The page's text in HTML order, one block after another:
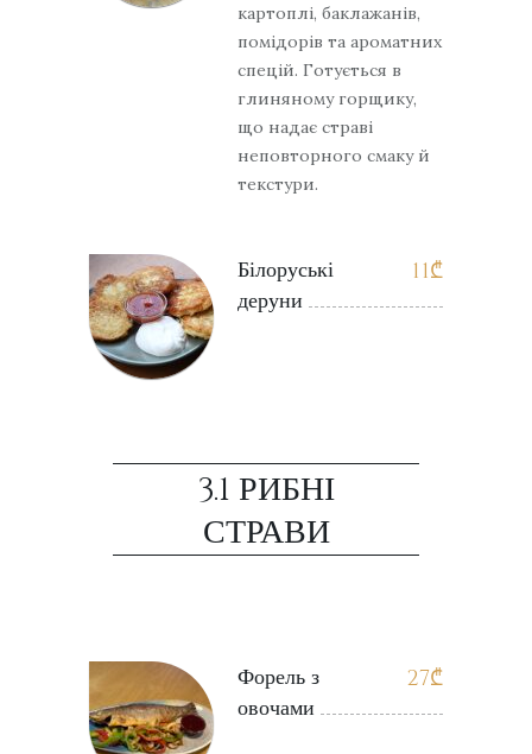
картоплі, баклажанів,
помідорів та ароматних
спецій. Готується в
глиняному горщику,
що надає страві
неповторного смаку й
текстури.
11₾
Білоруські
деруни
3.1 РИБНІ
СТРАВИ
27₾
Форель з
овочами